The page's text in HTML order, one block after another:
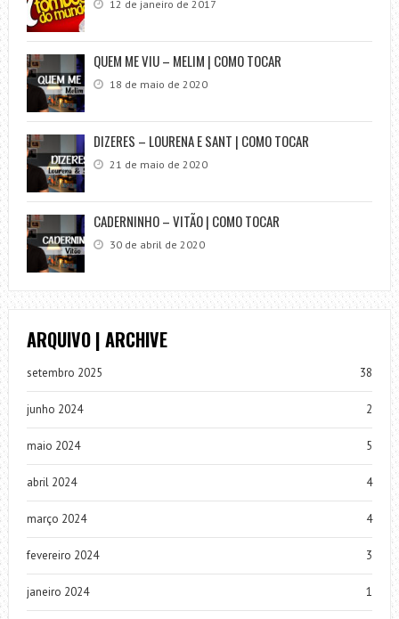
12 de janeiro de 2017
QUEM ME VIU – MELIM | COMO TOCAR
18 de maio de 2020
DIZERES – LOURENA E SANT | COMO TOCAR
21 de maio de 2020
CADERNINHO – VITÃO | COMO TOCAR
30 de abril de 2020
ARQUIVO | ARCHIVE
setembro 2025 38
junho 2024 2
maio 2024 5
abril 2024 4
março 2024 4
fevereiro 2024 3
janeiro 2024 1